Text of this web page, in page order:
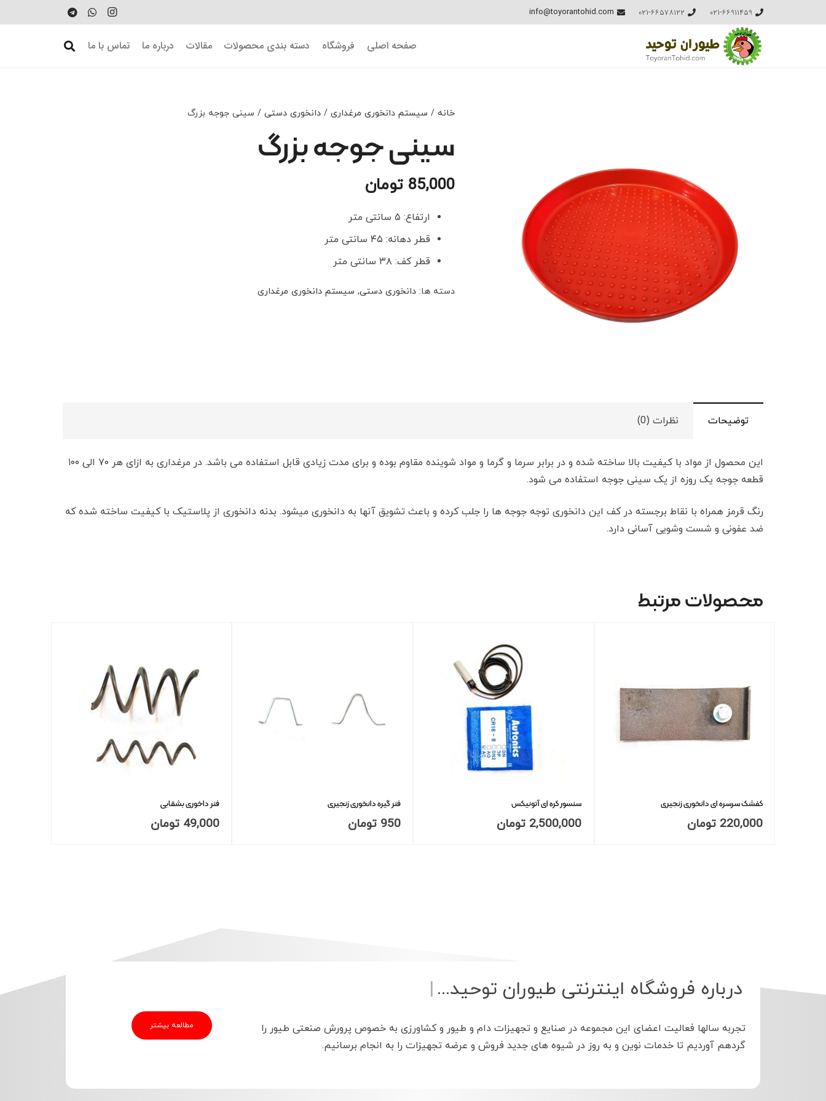
021-66911459
021-66578122
info@toyorantohid.com
صفحه اصلی فروشگاه دسته بندی محصولات مقالات درباره ما تماس با ما
خانه / سیستم دانخوری مرغداری/ دانخوری دستی/ سینی جوجه بزرگ
سینی جوجه بزرگ
85,000 تومان
ارتفاع: ۵ سانتی متر
قطر دهانه: ۴۵ سانتی متر
قطر کف: ۳۸ سانتی متر
دسته ها: دانخوری دستی, سیستم دانخوری مرغداری
توضیحات نظرات (0)
این محصول از مواد با کیفیت بالا ساخته شده و در برابر سرما و گرما و مواد شوینده مقاوم بوده و برای مدت زیادی قابل استفاده می باشد. در مرغداری به ازای هر ۷۰ الی ۱۰۰
قطعه جوجه یک روزه از یک سینی جوجه استفاده می شود.
رنگ قرمز همراه با نقاط برجسته در کف این دانخوری توجه جوجه ها را جلب کرده و باعث تشویق آنها به دانخوری میشود. بدنه دانخوری از پلاستیک با کیفیت ساخته شده که
ضد عفونی و شست وشویی آسانی دارد.
محصولات مرتبط
کفشک سرسره ای دانخوری زنجیری
220,000 تومان
سنسور کره ای آتونیکس
2,500,000 تومان
فنر گیره دانخوری زنجیری
950 تومان
فنر داخوری بشقابی
49,000 تومان
درباره فروشگاه اینترنتی طیوران توحید. |
تجربه سالها فعالیت اعضای این مجموعه در صنایع و تجهیزات دام و طیور و کشاورزی به خصوص پرورش صنعتی طیور را
گردهم آوردیم تا خدمات نوین و به روز در شیوه های جدید فروش و عرضه تجهیزات را به انجام برسانیم.
مطالعه بیشتر